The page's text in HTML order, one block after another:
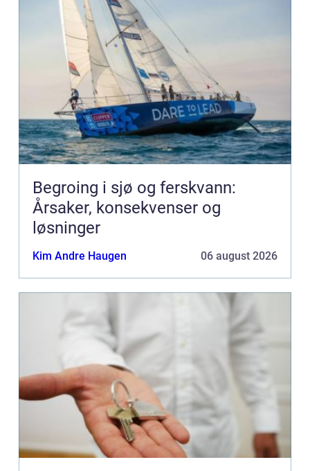
Begroing i sjø og ferskvann:
Årsaker, konsekvenser og
løsninger
Kim Andre Haugen 06 august 2026